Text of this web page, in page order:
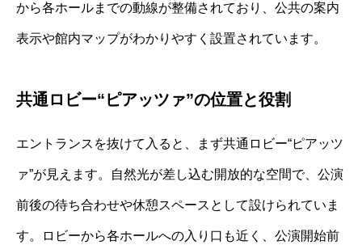
から各ホールまでの動線が整備されており、公共の案内
表示や館内マップがわかりやすく設置されています。
共通ロビー“ピアッツァ”の位置と役割
エントランスを抜けて入ると、まず共通ロビー“ピアッツ
ァ”が見えます。自然光が差し込む開放的な空間で、公演
前後の待ち合わせや休憩スペースとして設けられていま
す。ロビーから各ホールへの入り口も近く、公演開始前